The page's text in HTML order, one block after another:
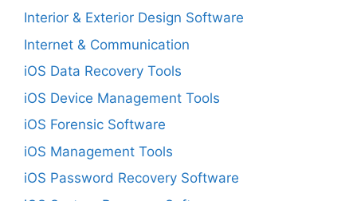
Interior & Exterior Design Software
Internet & Communication
iOS Data Recovery Tools
iOS Device Management Tools
iOS Forensic Software
iOS Management Tools
iOS Password Recovery Software